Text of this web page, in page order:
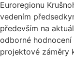
Euroregionu
vedením
především na
odborné
projektové záměry